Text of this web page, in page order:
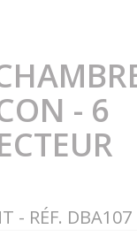
- 6
- RÉF. DBA107